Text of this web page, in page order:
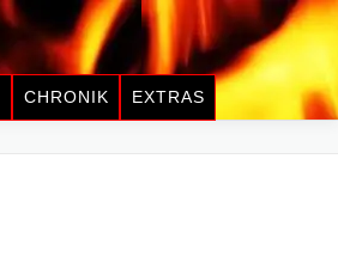
CHRONIK EXTRAS